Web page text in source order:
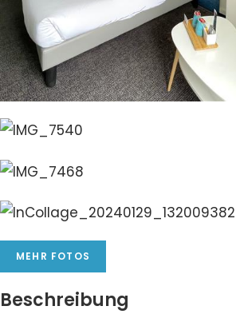
MEHR FOTOS
Beschreibung